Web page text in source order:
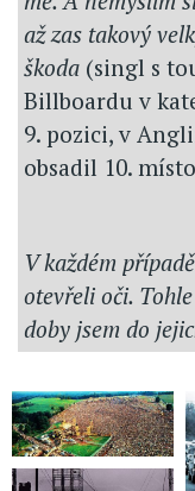
až zas takový
škoda (singl s
Billboardu v
9. pozici, v
obsadil 10.
V každém
otevřeli oči.
doby jsem do